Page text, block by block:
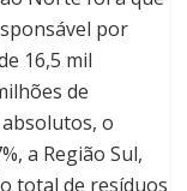
por
16,5 mil
de
o
a Região Sul,
total de resíduos